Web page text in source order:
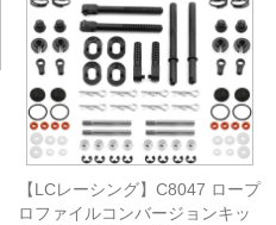
【LCレーシング】C8047 ロープ
ロファイルコンバージョンキッ